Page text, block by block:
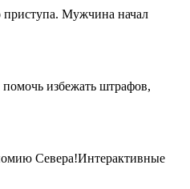
Мужчина начал
избежать штрафов,
Севера!Интерактивные